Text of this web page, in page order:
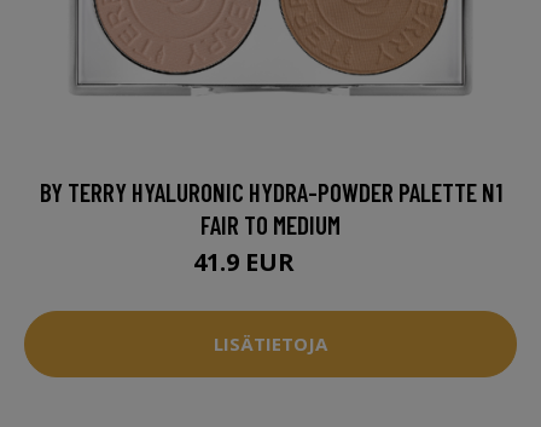
BY TERRY HYALURONIC HYDRA-POWDER PALETTE N1
FAIR TO MEDIUM
41.9 EUR
LISÄTIETOJA